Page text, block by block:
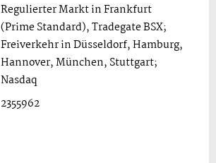
Regulierter Markt in Frankfurt
(Prime Standard), Tradegate BSX;
Freiverkehr in Düsseldorf, Hamburg,
Hannover, München, Stuttgart;
Nasdaq
2355962